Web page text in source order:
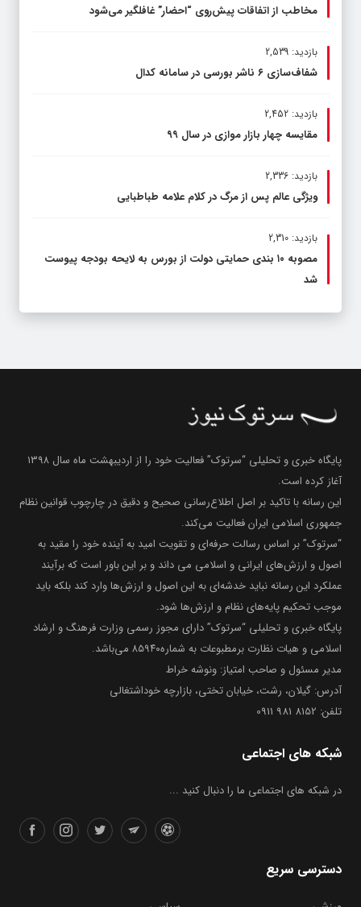
مخاطب از اتفاقات پیش‌روی “احضار” غافلگیر می‌شود
بازدید: 2,539
شفاف‌سازی ۶ ناشر بورسی در سامانه کدال
بازدید: 2,452
مقایسه چهار بازار موازی در سال ۹۹
بازدید: 2,336
ویژگی عالم پس از مرگ در کلام علامه طباطبایی
بازدید: 2,310
مصوبه ۱۰ بندی حمایتی دولت از بورس به لایحه بودجه پیوست
شد
پایگاه خبری و تحلیلی “سرتوک” فعالیت خود را از اردیبهشت ماه سال ۱۳۹۸
آغاز کرده است.
این رسانه با تاکید بر اصل اطلاع‌رسانی صحیح و دقیق در چارچوب قوانین نظام
جمهوری اسلامی ایران فعالیت می‌کند.
“سرتوک” بر اساس رسالت حرفه‌ای و تقویت امید به آینده خود را مقید به
اصول و ارزش‌های ایرانی و اسلامی می داند و بر این باور است که برآیند
عملکرد این رسانه نباید خدشه‌ای به این اصول و ارزش‌ها وارد کند بلکه باید
موجب تحکیم پایه‌های نظام و ارزش‌ها شود.
پایگاه خبری و تحلیلی “سرتوک” دارای مجوز رسمی وزارت فرهنگ و ارشاد
اسلامی و هیات نظارت برمطبوعات به شماره۸۵۹۴۰ می‌باشد.
مدیر مسئول و صاحب امتیاز: ونوشه خراط
آدرس: گیلان، رشت، خیابان تختی، بازارچه خوداشتغالی
تلفن: 8152 981 0911
شبکه های اجتماعی
در شبکه های اجتماعی ما را دنبال کنید ...
دسترسی سریع